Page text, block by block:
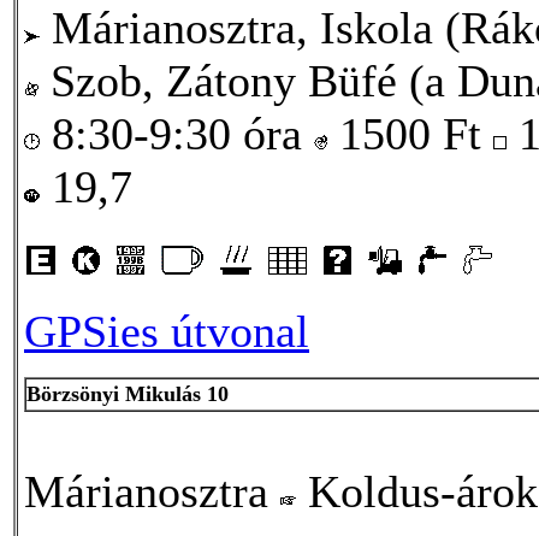
Márianosztra, Iskola
Szob, Zátony Büfé (a
8:30-9:30 óra
1500 Ft
19,7
GPSies útvonal
Börzsönyi Mikulás 10
Márianosztra
Koldus-